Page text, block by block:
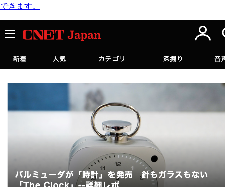
できます。